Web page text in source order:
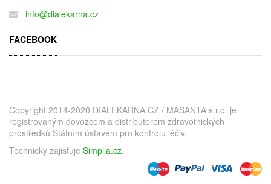
info@dialekarna.cz
FACEBOOK
Copyright 2014-2020 DIALEKARNA.CZ / MASANTA s.r.o. je
registrovaným dovozcem a distributorem zdravotnických
prostředků Státním ústavem pro kontrolu léčiv.
Technicky zajišťuje Simplia.cz.